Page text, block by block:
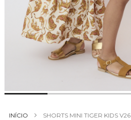
INÍCIO SHORTS MINI TIGER KIDS V26
para